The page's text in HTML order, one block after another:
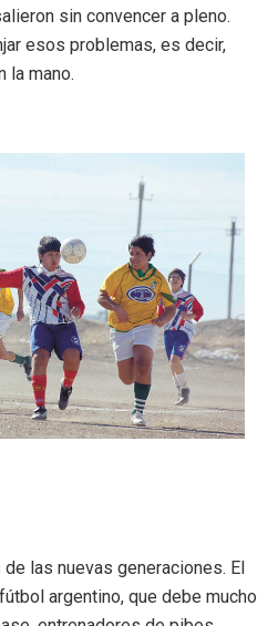
sin convencer a pleno.
esos problemas, es decir,
la mano.
las nuevas generaciones. El
argentino, que debe mucho